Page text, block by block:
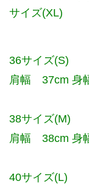
サイズ(XL)
36サイズ(S)
肩幅 37cm 身
38サイズ(M)
肩幅 38cm 身
40サイズ(L)